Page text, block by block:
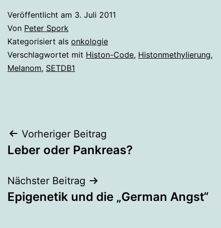
Veröffentlicht am 3. Juli 2011
Von Peter Spork
Kategorisiert als onkologie
Verschlagwortet mit Histon-Code, Histonmethylierung,
Melanom, SETDB1
Beitragsnavigation
Vorheriger Beitrag
Leber oder Pankreas?
Nächster Beitrag
Epigenetik und die „German Angst“